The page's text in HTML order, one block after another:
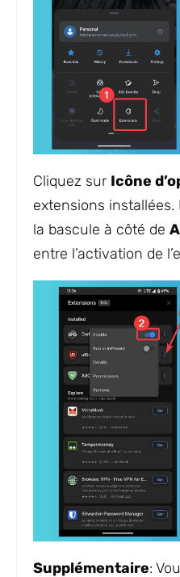
Cliquez sur Icône
extensions
la bascule à côté de
entre l’activation de
Supplémentaire: